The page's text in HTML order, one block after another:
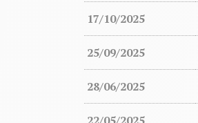
17/10/2025
25/09/2025
28/06/2025
22/05/2025